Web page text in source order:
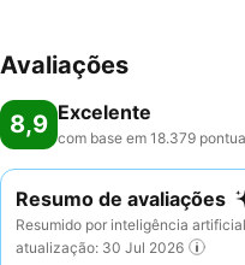
Avaliações
8,9 Excelente
com base em 18.379
Resumo de avaliações
Resumido por inteligência
atualização: 30 Jul 2026